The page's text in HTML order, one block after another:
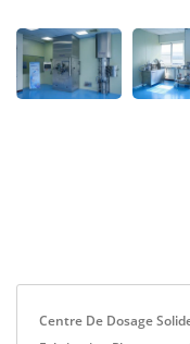
Centre De Dosage